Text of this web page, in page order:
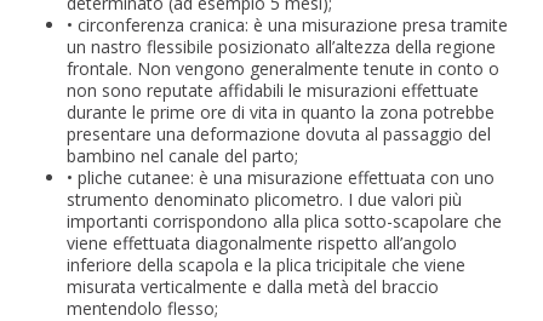
• circonferenza cranica: è una misurazione presa tramite
un nastro flessibile posizionato all’altezza della regione
frontale. Non vengono generalmente tenute in conto o
non sono reputate affidabili le misurazioni effettuate
durante le prime ore di vita in quanto la zona potrebbe
presentare una deformazione dovuta al passaggio del
bambino nel canale del parto;
• pliche cutanee: è una misurazione effettuata con uno
strumento denominato plicometro. I due valori più
importanti corrispondono alla plica sotto-scapolare che
viene effettuata diagonalmente rispetto all’angolo
inferiore della scapola e la plica tricipitale che viene
misurata verticalmente e dalla metà del braccio
mentendolo flesso;